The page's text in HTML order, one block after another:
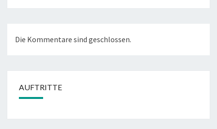
Die Kommentare sind geschlossen.
AUFTRITTE